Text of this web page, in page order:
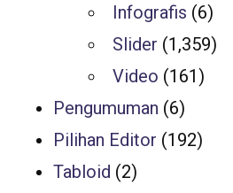
Infografis (6)
Slider (1,359)
Video (161)
Pengumuman (6)
Pilihan Editor (192)
Tabloid (2)